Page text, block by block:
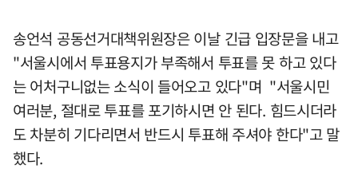
송언석 공동선거대책위원장은 이날 긴급 입장문을 내고
"서울시에서 투표용지가 부족해서 투표를 못 하고 있다
는 어처구니없는 소식이 들어오고 있다"며 "서울시민
여러분, 절대로 투표를 포기하시면 안 된다. 힘드시더라
도 차분히 기다리면서 반드시 투표해 주셔야 한다"고 말
했다.